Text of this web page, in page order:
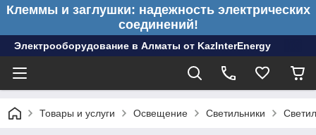
Клеммы и заглушки: надежность электрических
соединений!
Электрооборудование в Алматы от KazInterEnergy
Товары и услуги Освещение Светильники